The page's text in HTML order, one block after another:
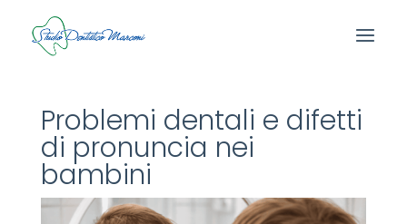
Problemi dentali e difetti
di pronuncia nei
bambini